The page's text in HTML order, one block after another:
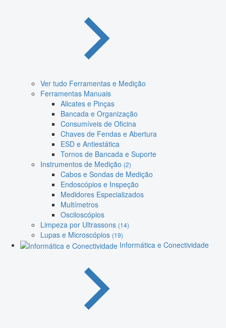
Ver tudo Ferramentas e Medição
Ferramentas Manuais
Alicates e Pinças
Bancada e Organização
Consumíveis de Oficina
Chaves de Fendas e Abertura
ESD e Antiestática
Tornos de Bancada e Suporte
Instrumentos de Medição (2)
Cabos e Sondas de Medição
Endoscópios e Inspeção
Medidores Especializados
Multímetros
Osciloscópios
Limpeza por Ultrassons (14)
Lupas e Microscópios (19)
Informática e Conectividade